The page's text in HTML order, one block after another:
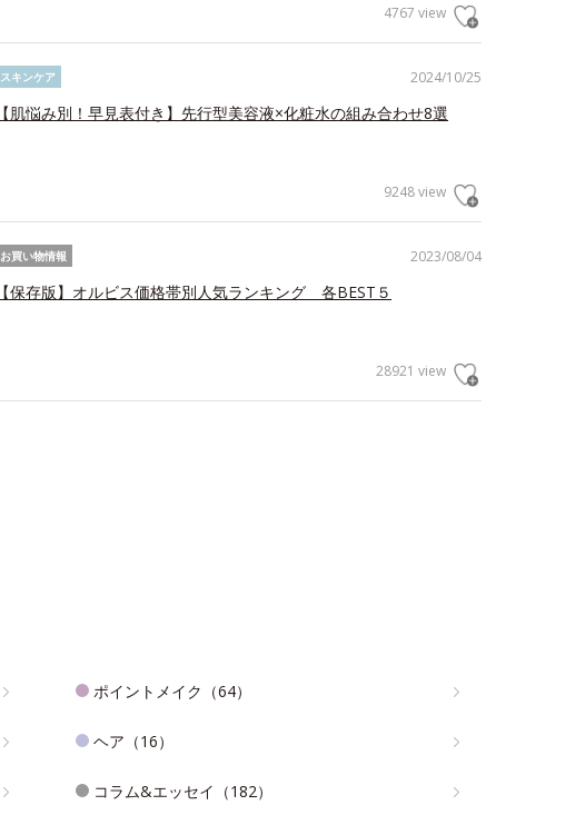
4767 view
2024/10/25
スキンケア
【肌悩み別！早見表付き】先行型美容液×化粧水の組み合わせ8選
9248 view
2023/08/04
お買い物情報
【保存版】オルビス価格帯別人気ランキング 各BEST５
28921 view
ポイントメイク（64）
ヘア（16）
コラム&エッセイ（182）